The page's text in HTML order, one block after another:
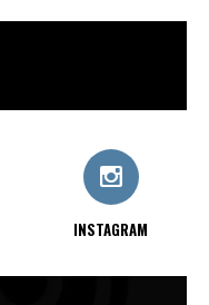
INSTAGRAM